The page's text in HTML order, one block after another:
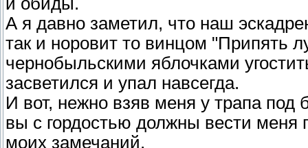
А я давно заметил, что наш
так и норовит то винцом "Припять
чернобыльскими яблочками
засветился и упал навсегда.
И вот, нежно взяв меня у трапа
вы с гордостью должны вести меня
моих замечаний.